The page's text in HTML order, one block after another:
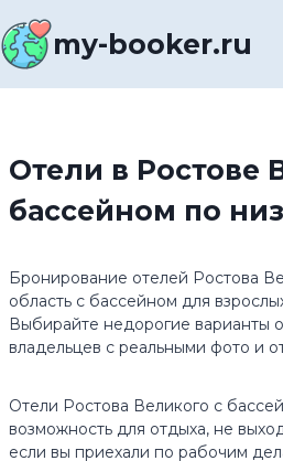
к
содержимомуmy-booker.ru
Отели в Ростове
бассейном по
Бронирование отелей Ростова
область с бассейном для
Выбирайте недорогие варианты
владельцев c реальными фото и
Отели Ростова Великого с
возможность для отдыха, не
если вы приехали по рабочим